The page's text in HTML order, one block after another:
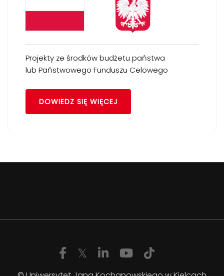
Projekty ze środków budżetu państwa
lub Państwowego Funduszu Celowego
DOWIEDZ SIĘ WIĘCEJ